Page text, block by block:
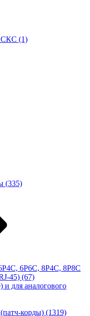
СКС (1)
(335)
6P6C, 8P4C, 8P8C
45) (67)
и для аналогового
корды) (1319)